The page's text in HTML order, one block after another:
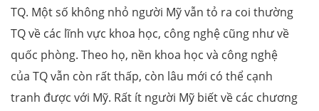
TQ. Một số không nhỏ người Mỹ vẫn tỏ ra coi thường
TQ về các lĩnh vực khoa học, công nghệ cũng như về
quốc phòng. Theo họ, nền khoa học và công nghệ
của TQ vẫn còn rất thấp, còn lâu mới có thể cạnh
tranh được với Mỹ. Rất ít người Mỹ biết về các chương